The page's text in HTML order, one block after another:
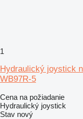
1
Hydraulický joystick
WB97R-5
Cena na požiadanie
Hydraulický joystick
Stav nový